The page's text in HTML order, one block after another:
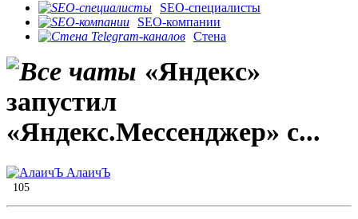
SEO-специалисты
SEO-компании
Стена
«Яндекс»
запустил
«Яндекс.Мессенджер» с...
АлаичЪ
105